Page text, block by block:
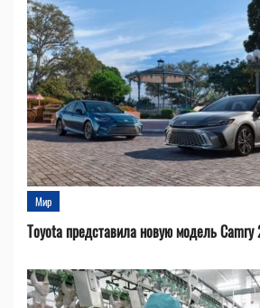
Мир
Toyota представила новую модель